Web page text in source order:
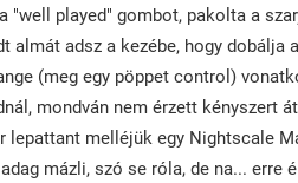
"well played" gombot, pakolta a
almát adsz a kezébe, hogy
(meg egy pöppet control)
mondván nem érzett kényszert
lepattant melléjük egy Nightscale
mázli, szó se róla, de na... erre